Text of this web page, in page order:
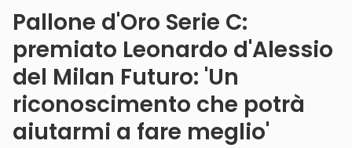
Pallone d'Oro Serie C:
premiato Leonardo d'Alessio
del Milan Futuro: 'Un
riconoscimento che potrà
aiutarmi a fare meglio'